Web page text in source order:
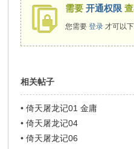
需要开通权限
您需要登录 才可以
相关帖子
•倚天屠龙记01 金庸
•倚天屠龙记04
•倚天屠龙记06